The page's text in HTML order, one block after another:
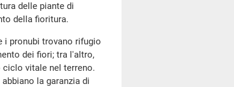
delle piante di
della fioritura.
i pronubi trovano rifugio
dei fiori; tra l'altro,
vitale nel terreno.
la garanzia di